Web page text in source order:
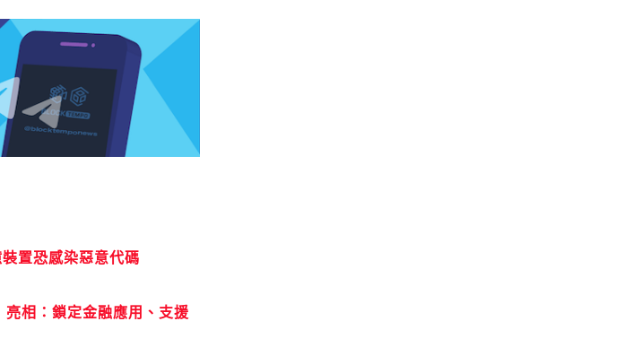
置恐感染惡意代碼
相：鎖定金融應用、支援